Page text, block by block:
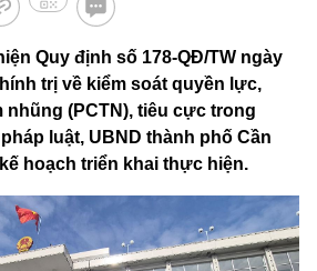
Quy định số 178-QĐ/TW ngày
trị về kiểm soát quyền lực,
nhũng (PCTN), tiêu cực trong
luật, UBND thành phố Cần
hoạch triển khai thực hiện.